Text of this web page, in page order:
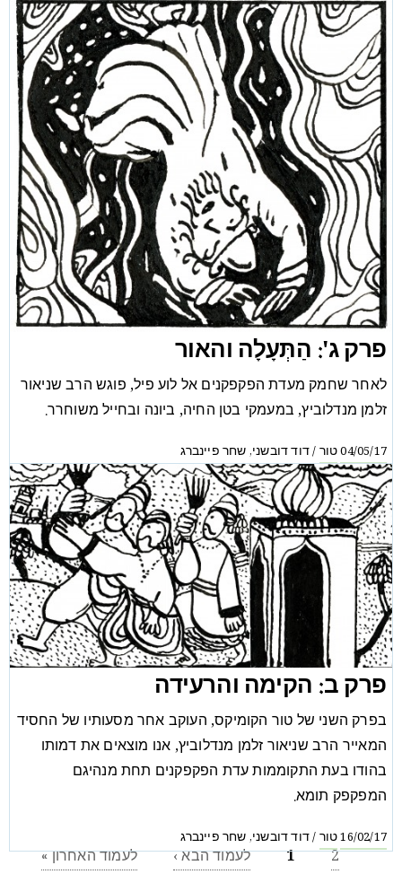
פרק ג': הַתְּעָלָה והאור
לאחר שחמק מעדת הפקפקנים אל לוע פיל, פוגש הרב שניאור
זלמן מנדלוביץ, במעמקי בטן החיה, ביונה ובחייל משוחרר.
04/05/17טור/דוד דובשני,שחר פיינברג
פרק ב: הקימה והרעידה
בפרק השני של טור הקומיקס, העוקב אחר מסעותיו של החסיד
המאייר הרב שניאור זלמן מנדלוביץ, אנו מוצאים את דמותו
בהודו בעת התקוממות עדת הפקפקנים תחת מנהיגם
המפקפק תומא.
16/02/17טור/דוד דובשני,שחר פיינברג
1 2 לעמוד הבא › לעמוד האחרון »